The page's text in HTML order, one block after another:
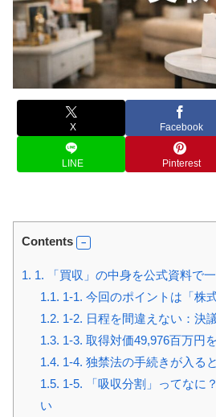
X Facebook
LINE Pinterest
Contents
1. 1. 「買収」の中身を公式資料で
1.1. 1-1. 今回のポイントは「株
1.2. 1-2. 日程を間違えない：決
1.3. 1-3. 取得対価49,976百万円
1.4. 1-4. 独禁法の手続きが入る
1.5. 1-5. 「吸収分割」ってなに
い